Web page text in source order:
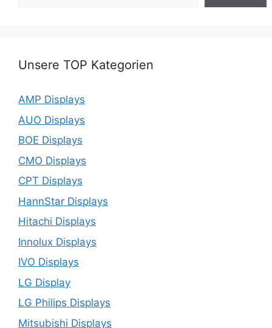
Unsere TOP Kategorien
AMP Displays
AUO Displays
BOE Displays
CMO Displays
CPT Displays
HannStar Displays
Hitachi Displays
Innolux Displays
IVO Displays
LG Display
LG Philips Displays
Mitsubishi Displays